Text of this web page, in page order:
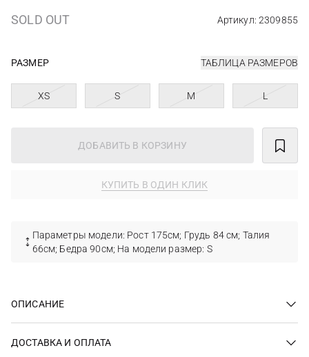
SOLD OUT Артикул: 2309855
РАЗМЕР ТАБЛИЦА РАЗМЕРОВ
XS S M L
ДОБАВИТЬ В КОРЗИНУ
КУПИТЬ В ОДИН КЛИК
Параметры модели: Рост 175см; Грудь 84 см; Талия
66см; Бедра 90см; На модели размер: S
ОПИСАНИЕ
ДОСТАВКА И ОПЛАТА